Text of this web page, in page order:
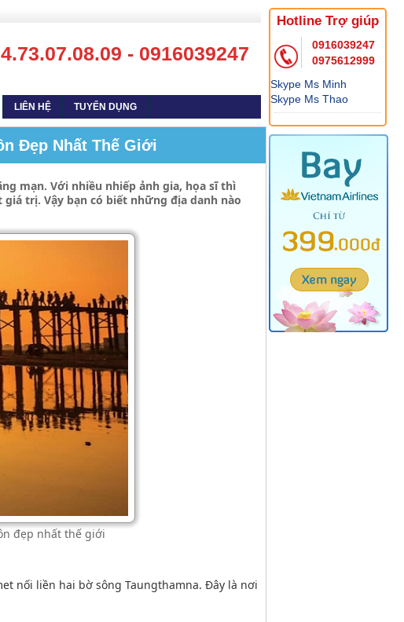
- 0916039247
LIÊN HỆ TUYỂN DỤNG
Hotline Trợ giúp
0916039247
0975612999
Skype Ms Minh
Skype Ms Thao
Đẹp Nhất Thế Giới
mạn. Với nhiều nhiếp ảnh gia, họa sĩ thì
trị. Vậy bạn có biết những địa danh nào
đẹp nhất thế giới
nối liền hai bờ sông Taungthamna. Đây là nơi